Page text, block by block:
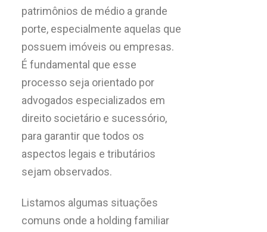
patrimônios de médio a grande
porte, especialmente aquelas que
possuem imóveis ou empresas.
É fundamental que esse
processo seja orientado por
advogados especializados em
direito societário e sucessório,
para garantir que todos os
aspectos legais e tributários
sejam observados.
Listamos algumas situações
comuns onde a holding familiar